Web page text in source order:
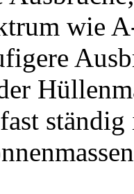
wie
ständig